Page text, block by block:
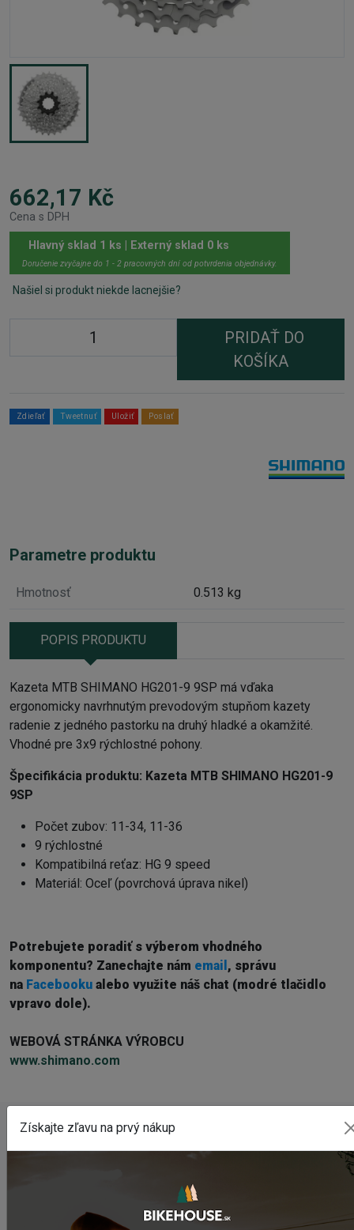
662,17 Kč
Cena s DPH
Hlavný sklad 1 ks | Externý sklad 0 ks
Doručenie zvyčajne do 1 - 2 pracovných dní od potvrdenia objednávky.
Našiel si produkt niekde lacnejšie?
PRIDAŤ DO
KOŠÍKA
Zdieľať Tweetnuť Uložiť Poslať
Parametre produktu
Hmotnosť 0.513 kg
POPIS PRODUKTU
Kazeta MTB SHIMANO HG201-9 9SP má vďaka
ergonomicky navrhnutým prevodovým stupňom kazety
radenie z jedného pastorku na druhý hladké a okamžité.
Vhodné pre 3x9 rýchlostné pohony.
Špecifikácia produktu: Kazeta MTB SHIMANO HG201-9
9SP
Počet zubov: 11-34, 11-36
9 rýchlostné
Kompatibilná reťaz: HG 9 speed
Materiál: Oceľ (povrchová úprava nikel)
Potrebujete poradiť s výberom vhodného
komponentu? Zanechajte nám email , správu
na Facebooku alebo využite náš chat (modré tlačidlo
vpravo dole).
WEBOVÁ STRÁNKA VÝROBCU
www.shimano.com
POSLEDNÉ PRIDANÉ PRODUKTY
Sedlo CHROMAG LIMBER
2 420,18 Kč
Získajte zľavu na prvý nákup